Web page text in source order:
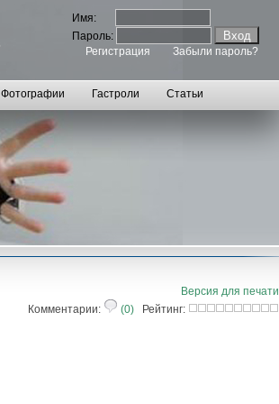
Имя:
Пароль:
Регистрация
Забыли пароль?
Фотографии Гастроли Статьи
Версия для печати
Комментарии:
(0) Рейтинг: